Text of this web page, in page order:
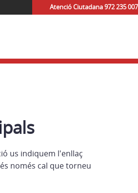
Atenció Ciutadana 972 235 007
us indiquem l'enllaç
només cal que torneu